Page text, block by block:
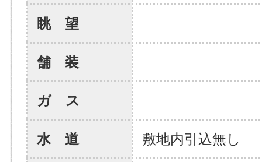
眺 望
舗 装
ガ ス
水 道 敷地内引込無し